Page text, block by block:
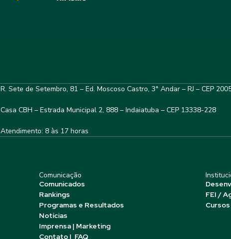
R. Sete de Setembro, 81 – Ed. Moscoso Castro, 3° Andar – RJ – CEP
Casa CBH – Estrada Municipal 2, 888 – Indaiatuba – CEP 13338-228
Atendimento: 8 às 17 horas
Comunicação
Comunicados
Rankings
Programas e Resultados
Notícias
Imprensa | Marketing
Contato | FAQ
FEI /
Cursos